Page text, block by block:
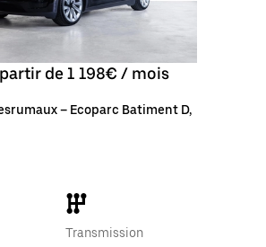
de 1 198€ / mois
– Ecoparc Batiment D,
Transmission